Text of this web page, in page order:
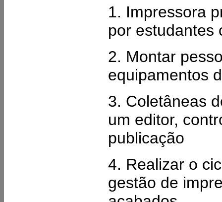
1. Impressora
por estudantes
2. Montar
equipamentos
3. Coletâneas
um editor,
publicação
4. Realizar o
gestão de